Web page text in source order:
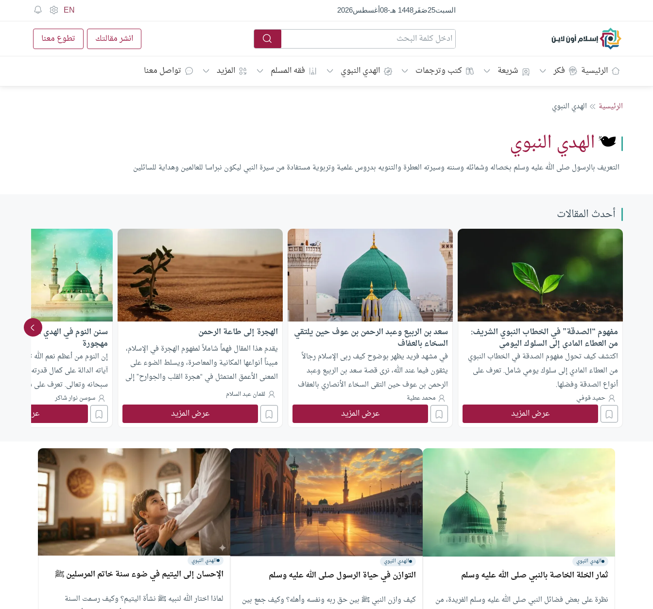
السبت25صَفَر1448 هـ -
08أغسطس2026
EN
إسلام أون لاين انشر مقالتك تطوع معنا
الرئيسية فكر شريعة كتب وترجمات الهدي النبوي فقه المسلم المزيد تواصل معنا
الرئيسية الهدي النبوي
الهدي النبوي
التعريف بالرسول صلى الله عليه وسلم بخصاله وشمائله وسننه وسيرته العطرة والتنويه بدروس علمية وتربوية مستفادة من سيرة النبي ليكون نبراسا للعالمين وهداية للسائلين
أحدث المقالات
مفهوم “الصدقة” في الخطاب النبوي الشريف:
من العطاء المادي إلى السلوك اليومي
اكتشف كيف تحول مفهوم الصدقة في الخطاب النبوي
من العطاء المادي إلى سلوك يومي شامل. تعرف على
أنواع الصدقة وفضلها.
حميد قوفـي
عرض المزيد
سعد بن الربيع وعبد الرحمن بن عوف حين يلتقي
السخاء بالعفاف
في مشهد فريد يظهر بوضوح كيف ربى الإسلام رجالاً
يثقون فيما عند الله، نرى قصة سعد بن الربيع وعبد
الرحمن بن عوف حين التقى السخاء الأنصاري بالعفاف
المكي.محمد عطية
عرض المزيد
الهجرة إلى طاعة الرحمن
يقدم هذا المقال فهماً شاملاً لمفهوم الهجرة في الإسلام،
مبيناً أنواعها المكانية والمعاصرة، ويسلط الضوء على
المعنى الأعمق المتمثل في “هجرة القلب والجوارح” إلى
طاعة الله تعالى، مع توضيح خطوات تحقيقها العملية
وأعظم ثمراتها في حياة المسلم المعاصر.
لقمان عبد السلام
عرض المزيد
سنن النوم في الهدي النبوي ..
مهجورة
إن النوم من أعظم نعم الله تعالى على
آياته الدالة على كمال قدرته وبديع
سبحانه وتعالى. تعرف على سنن النوم
سوسن نوار شاكر
عرض المزيد
الهدي النبوي
ثمار الخلة الخاصة بالنبي صلى الله عليه وسلم
نظرة على بعض فضائل النبي صلى الله عليه وسلم الفريدة، من
الهدي النبوي
التوازن في حياة الرسول صلى الله عليه وسلم
كيف وازن النبي ﷺ بين حق ربه ونفسه وأهله؟ وكيف جمع بين
الهدي النبوي
الإحسان إلى اليتيم في ضوء سنة خاتم المرسلين ﷺ
لماذا اختار الله لنبيه ﷺ نشأة اليتيم؟ وكيف رسمت السنة